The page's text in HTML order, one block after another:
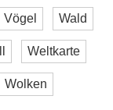
Vögel Wald
Weltkarte
Wolken